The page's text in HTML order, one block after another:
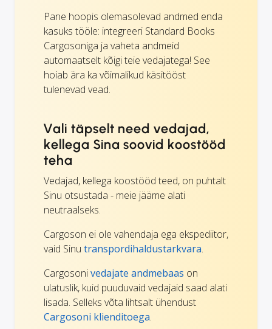
Pane hoopis olemasolevad andmed enda
kasuks tööle: integreeri Standard Books
Cargosoniga ja vaheta andmeid
automaatselt kõigi teie vedajatega! See
hoiab ära ka võimalikud käsitööst
tulenevad vead.
Vali täpselt need vedajad,
kellega Sina soovid koostööd
teha
Vedajad, kellega koostööd teed, on puhtalt
Sinu otsustada - meie jääme alati
neutraalseks.
Cargoson ei ole vahendaja ega ekspediitor,
vaid Sinu transpordihaldustarkvara.
Cargosonivedajate andmebaas on
ulatuslik, kuid puuduvaid vedajaid saad alati
lisada. Selleks võta lihtsalt ühendust
Cargosoni klienditoega.